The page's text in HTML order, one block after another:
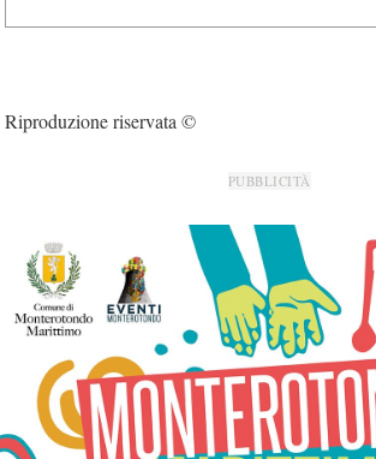
Riproduzione riservata ©
PUBBLICITÀ